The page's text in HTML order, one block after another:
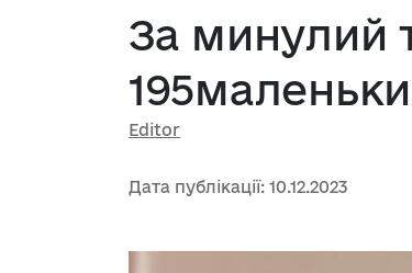
За минулий
Editor
Дата публікації: 10.12.2023